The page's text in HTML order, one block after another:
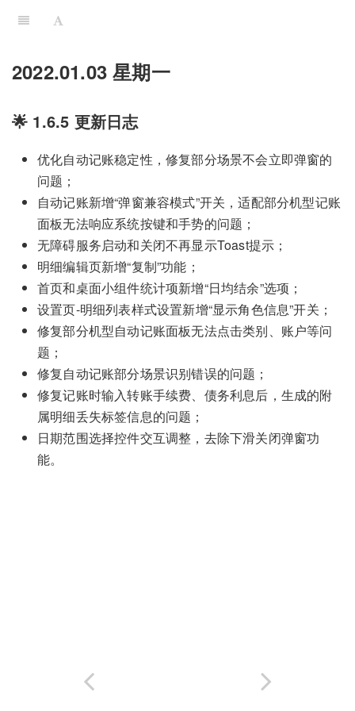
2022.01.03 星期一
🌟 1.6.5 更新日志
优化自动记账稳定性，修复部分场景不会立即弹窗的
问题；
自动记账新增“弹窗兼容模式”开关，适配部分机型记账
面板无法响应系统按键和手势的问题；
无障碍服务启动和关闭不再显示Toast提示；
明细编辑页新增“复制”功能；
首页和桌面小组件统计项新增“日均结余”选项；
设置页-明细列表样式设置新增“显示角色信息”开关；
修复部分机型自动记账面板无法点击类别、账户等问
题；
修复自动记账部分场景识别错误的问题；
修复记账时输入转账手续费、债务利息后，生成的附
属明细丢失标签信息的问题；
日期范围选择控件交互调整，去除下滑关闭弹窗功
能。